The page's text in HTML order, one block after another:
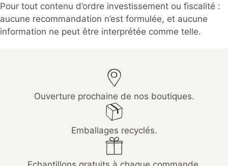
Pour tout contenu d’ordre investissement ou fiscalité :
aucune recommandation n’est formulée, et aucune
information ne peut être interprétée comme telle.
Ouverture prochaine de nos boutiques.
Emballages recyclés.